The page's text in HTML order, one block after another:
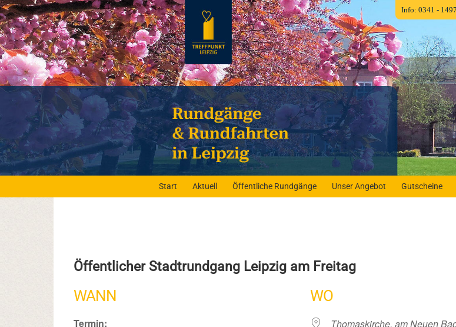
Start Aktuell Öffentliche Rundgänge Unser Angebot Gutscheine
Öffentlicher Stadtrundgang Leipzig am Freitag
WANN
Termin:
WO
Thomaskirche, am Neuen
Info: 0341 -